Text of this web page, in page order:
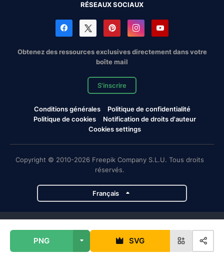
PNG SVG
RÉSEAUX SOCIAUX
Obtenez des ressources exclusives directement dans votre
boîte mail
S'inscrire
Conditions générales
Politique de confidentialité
Politique de cookies
Notification de droits d'auteur
Cookies settings
Copyright © 2010-2026 Freepik Company S.L.U. Tous droits
réservés.
Français